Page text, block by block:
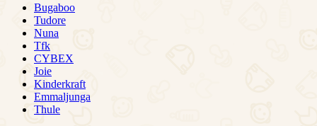
Bugaboo
Tudore
Nuna
Tfk
CYBEX
Joie
Kinderkraft
Emmaljunga
Thule